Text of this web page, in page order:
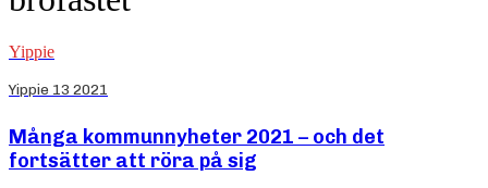
Yippie
Yippie 13 2021
Många kommunnyheter 2021 – och det
fortsätter att röra på sig